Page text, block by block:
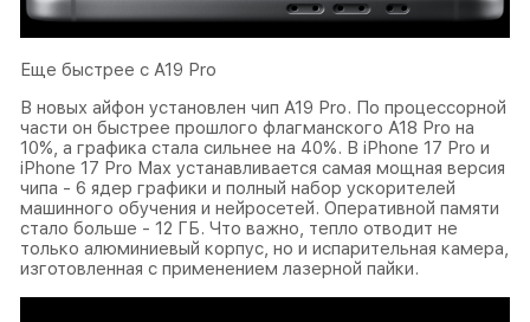
Еще быстрее с A19 Pro
В новых айфон установлен чип A19 Pro. По процессорной
части он быстрее прошлого флагманского A18 Pro на
10%, а графика стала сильнее на 40%. В iPhone 17 Pro и
iPhone 17 Pro Max устанавливается самая мощная версия
чипа - 6 ядер графики и полный набор ускорителей
машинного обучения и нейросетей. Оперативной памяти
стало больше - 12 ГБ. Что важно, тепло отводит не
только алюминиевый корпус, но и испарительная камера,
изготовленная с применением лазерной пайки.